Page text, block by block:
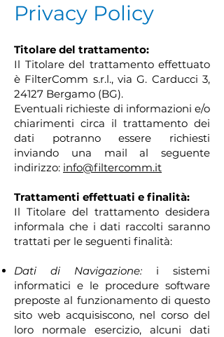
Privacy Policy
Titolare del trattamento:
Il Titolare del trattamento effettuato
è FilterComm s.r.l., via G. Carducci 3,
24127 Bergamo (BG).
Eventuali richieste di informazioni e/o
chiarimenti circa il trattamento dei
dati potranno essere richiesti
inviando una mail al seguente
indirizzo: info@filtercomm.it
Trattamenti effettuati e finalità:
Il Titolare del trattamento desidera
informala che i dati raccolti saranno
trattati per le seguenti finalità:
Dati di Navigazione: i sistemi
informatici e le procedure software
preposte al funzionamento di questo
sito web acquisiscono, nel corso del
loro normale esercizio, alcuni dati